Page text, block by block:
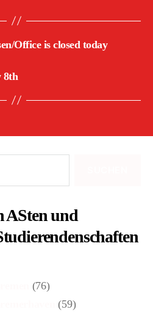
Office is closed today
8th
ASten und
(76)
(59)